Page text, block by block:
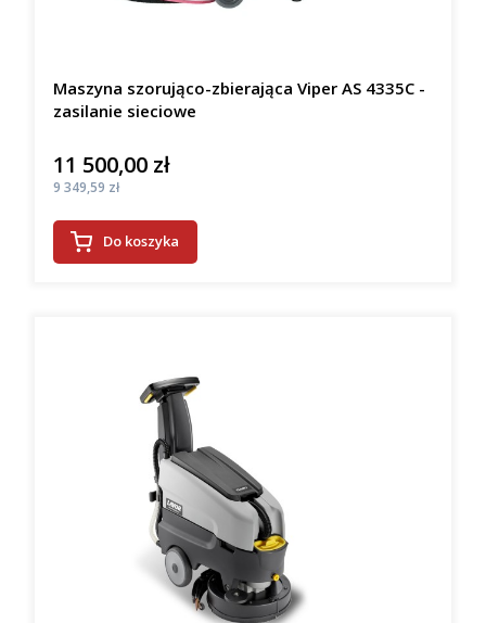
Maszyna szorująco-zbierająca Viper AS 4335C -
zasilanie sieciowe
Cena
11 500,00 zł
Cena
9 349,59 zł
Do koszyka